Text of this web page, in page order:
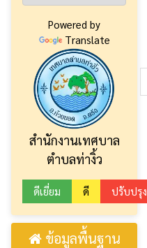
Powered by
Translate
สำนักงานเทศบาล
ตำบลท่างิ้ว
ดีเยี่ยม ดี ปรับปรุง
ข้อมูลพื้นฐาน